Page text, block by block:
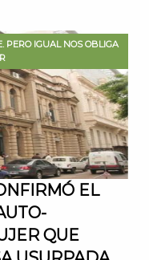
PERO IGUAL NOS OBLIGA
EL
QUE